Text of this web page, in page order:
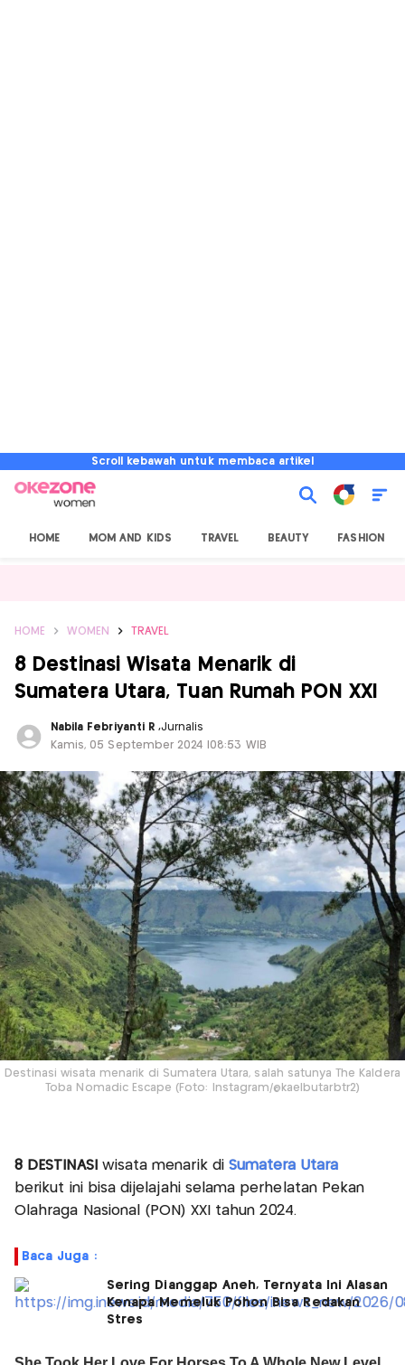
Scroll kebawah untuk membaca artikel
HOME MOM AND KIDS TRAVEL BEAUTY FASHION
HOME WOMEN TRAVEL
8 Destinasi Wisata Menarik di
Sumatera Utara, Tuan Rumah PON XXI
Nabila Febriyanti R ,Jurnalis
Kamis, 05 September 2024 |08:53 WIB
Destinasi wisata menarik di Sumatera Utara, salah satunya The Kaldera
Toba Nomadic Escape (Foto: Instagram/@kaelbutarbtr2)
8 DESTINASI wisata menarik di Sumatera Utara
berikut ini bisa dijelajahi selama perhelatan Pekan
Olahraga Nasional (PON) XXI tahun 2024.
Baca Juga :
Sering Dianggap Aneh, Ternyata Ini Alasan
Kenapa Memeluk Pohon Bisa Redakan
Stres